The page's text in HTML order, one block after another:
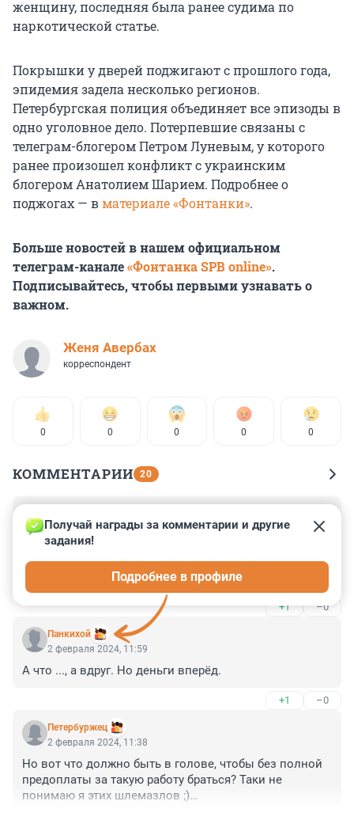
женщину, последняя была ранее судима по
наркотической статье.
Покрышки у дверей поджигают с прошлого года,
эпидемия задела несколько регионов.
Петербургская полиция объединяет все эпизоды в
одно уголовное дело. Потерпевшие связаны с
телеграм-блогером Петром Луневым, у которого
ранее произошел конфликт с украинским
блогером Анатолием Шарием. Подробнее о
поджогах — вматериале «Фонтанки».
Больше новостей в нашем официальном
телеграм-канале«Фонтанка SPB online».
Подписывайтесь, чтобы первыми узнавать о
важном.
Женя Авербах
корреспондент
0 0 0 0 0
КОММЕНТАРИИ 20
2 февраля 2024, 13:17
"неизвестный в мессенджере Telegram пообещал
подросткам за «услугу» 140 тысяч рублей"
А женится он им Телеге не обещал? А ещё Ferrari в
придачу и вертолёт)))
Новое поколение спасателей своих денег
+1 –0
Панкихой
Получай награды за комментарии и другие
задания!
Подробнее в профиле
2 февраля 2024, 11:59
А что ..., а вдруг. Но деньги вперёд.
+1 –0
Пeтербуржец
2 февраля 2024, 11:38
Но вот что должно быть в голове, чтобы без полной
предоплаты за такую работу браться? Таки не
понимаю я этих шлемазлов ;)